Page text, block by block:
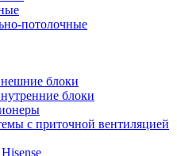
потолочные
блоки
блоки
с приточной вентиляцией